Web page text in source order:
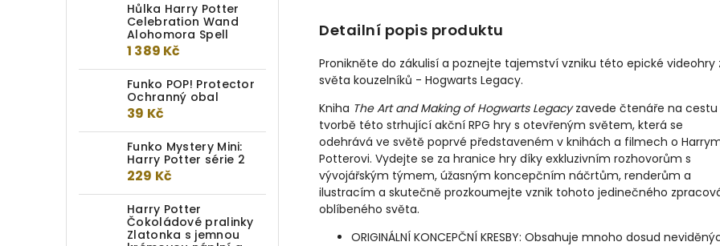
Hůlka Harry Potter
Celebration Wand
Alohomora Spell
1 389 Kč
Funko POP! Protector
Ochranný obal
39 Kč
Funko Mystery Mini:
Harry Potter série 2
229 Kč
Harry Potter
Čokoládové pralinky
Zlatonka s jemnou
Detailní popis produktu
Pronikněte do zákulisí a poznejte tajemství vzniku této epické videohry
světa kouzelníků - Hogwarts Legacy.
Kniha The Art and Making of Hogwarts Legacyzavede čtenáře na cestu
tvorbě této strhující akční RPG hry s otevřeným světem, která se
odehrává ve světě poprvé představeném v knihách a filmech o
Potterovi. Vydejte se za hranice hry díky exkluzivním rozhovorům s
vývojářským týmem, úžasným koncepčním náčrtům, renderům a
ilustracím a skutečně prozkoumejte vznik tohoto jedinečného
oblíbeného světa.
ORIGINÁLNÍ KONCEPČNÍ KRESBY: Obsahuje mnoho dosud